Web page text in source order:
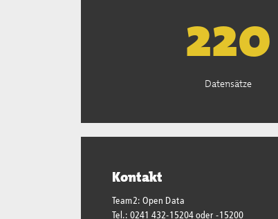
223
Datensätze
Kontakt
Team2: Open Data
Tel.: 0241 432-15204 oder -15200